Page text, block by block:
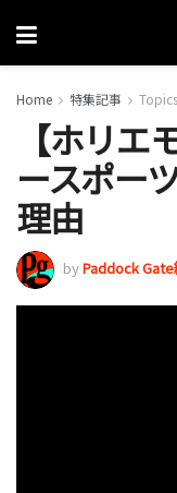
Home 特集記事 Topics
【ホリ
ースポー
理由
byPaddock